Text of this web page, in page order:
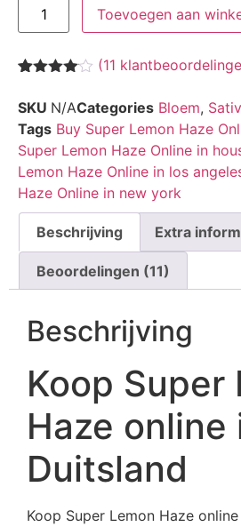
Toevoegen aan
4.00 op 5
gebaseerd
op
klantbeoordelingen
(11
SKU N/ACategories Bloem,
Tags Buy Super Lemon Haze
Super Lemon Haze Online in
Lemon Haze Online in los
Haze Online in new york
Beschrijving Extra
Beoordelingen (11)
Beschrijving
Koop Super
Haze online
Duitsland
Koop Super Lemon Haze